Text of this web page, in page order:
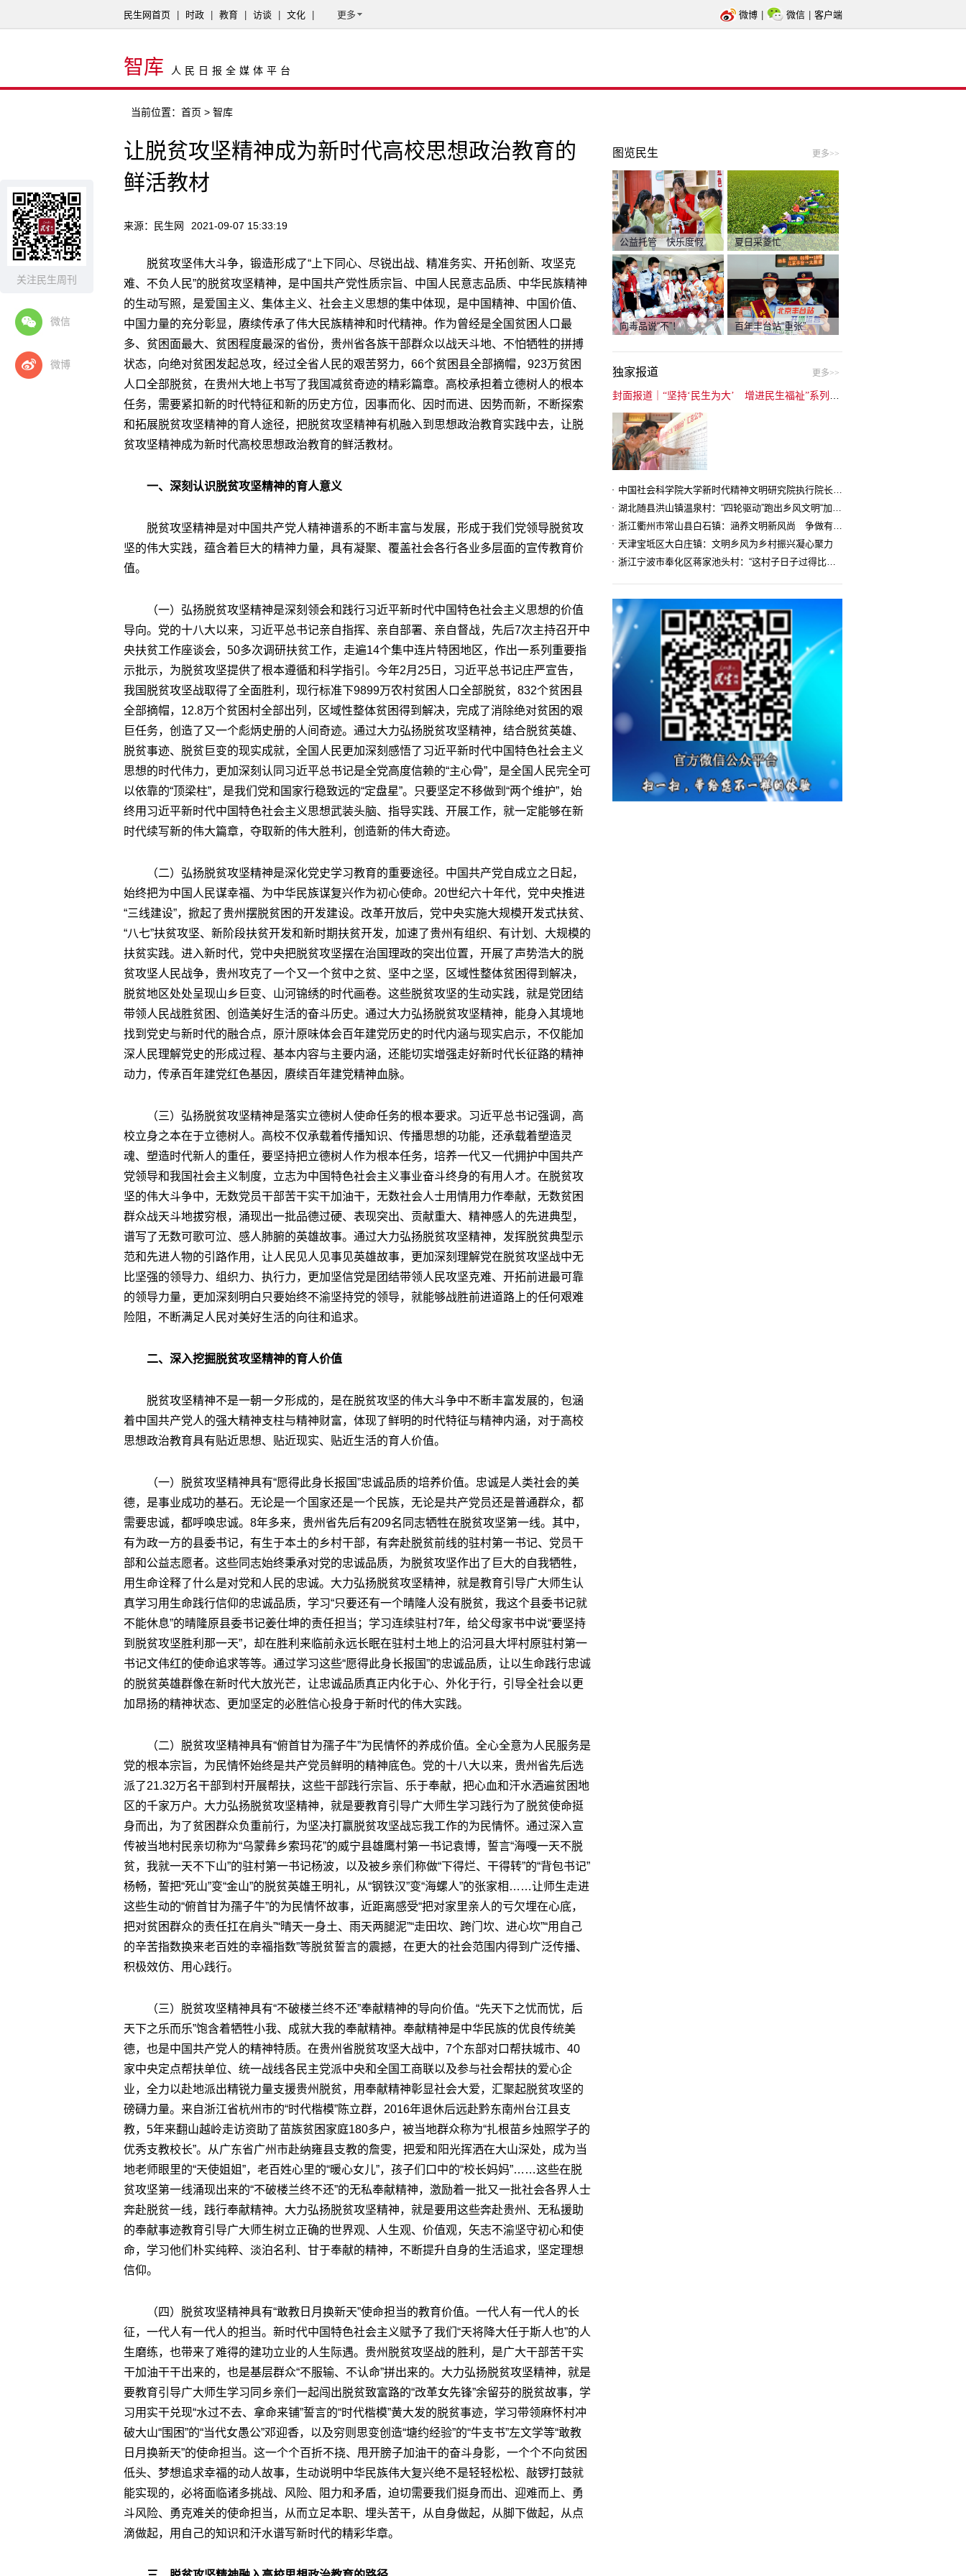
关注民生周刊
微信
微博
民生网首页 时政 教育 访谈 文化 更多 微博 微信 客户端
智库 人民日报全媒体平台
当前位置： 首页 > 智库
让脱贫攻坚精神成为新时代高校思想政治教育的
鲜活教材
来源：民生网 2021-09-07 15:33:19
脱贫攻坚伟大斗争，锻造形成了“上下同心、尽锐出战、精准务实、开拓创新、攻坚克
难、不负人民”的脱贫攻坚精神，是中国共产党性质宗旨、中国人民意志品质、中华民族精神
的生动写照，是爱国主义、集体主义、社会主义思想的集中体现，是中国精神、中国价值、
中国力量的充分彰显，赓续传承了伟大民族精神和时代精神。作为曾经是全国贫困人口最
多、贫困面最大、贫困程度最深的省份，贵州省各族干部群众以战天斗地、不怕牺牲的拼搏
状态，向绝对贫困发起总攻，经过全省人民的艰苦努力，66个贫困县全部摘帽，923万贫困
人口全部脱贫，在贵州大地上书写了我国减贫奇迹的精彩篇章。高校承担着立德树人的根本
任务，需要紧扣新的时代特征和新的历史方位，因事而化、因时而进、因势而新，不断探索
和拓展脱贫攻坚精神的育人途径，把脱贫攻坚精神有机融入到思想政治教育实践中去，让脱
贫攻坚精神成为新时代高校思想政治教育的鲜活教材。
一、深刻认识脱贫攻坚精神的育人意义
脱贫攻坚精神是对中国共产党人精神谱系的不断丰富与发展，形成于我们党领导脱贫攻
坚的伟大实践，蕴含着巨大的精神力量，具有凝聚、覆盖社会各行各业多层面的宣传教育价
值。
（一）弘扬脱贫攻坚精神是深刻领会和践行习近平新时代中国特色社会主义思想的价值
导向。党的十八大以来，习近平总书记亲自指挥、亲自部署、亲自督战，先后7次主持召开中
央扶贫工作座谈会，50多次调研扶贫工作，走遍14个集中连片特困地区，作出一系列重要指
示批示，为脱贫攻坚提供了根本遵循和科学指引。今年2月25日，习近平总书记庄严宣告，
我国脱贫攻坚战取得了全面胜利，现行标准下9899万农村贫困人口全部脱贫，832个贫困县
全部摘帽，12.8万个贫困村全部出列，区域性整体贫困得到解决，完成了消除绝对贫困的艰
巨任务，创造了又一个彪炳史册的人间奇迹。通过大力弘扬脱贫攻坚精神，结合脱贫英雄、
脱贫事迹、脱贫巨变的现实成就，全国人民更加深刻感悟了习近平新时代中国特色社会主义
思想的时代伟力，更加深刻认同习近平总书记是全党高度信赖的“主心骨”，是全国人民完全可
以依靠的“顶梁柱”，是我们党和国家行稳致远的“定盘星”。只要坚定不移做到“两个维护”，始
终用习近平新时代中国特色社会主义思想武装头脑、指导实践、开展工作，就一定能够在新
时代续写新的伟大篇章，夺取新的伟大胜利，创造新的伟大奇迹。
（二）弘扬脱贫攻坚精神是深化党史学习教育的重要途径。中国共产党自成立之日起，
始终把为中国人民谋幸福、为中华民族谋复兴作为初心使命。20世纪六十年代，党中央推进
“三线建设”，掀起了贵州摆脱贫困的开发建设。改革开放后，党中央实施大规模开发式扶贫、
“八七”扶贫攻坚、新阶段扶贫开发和新时期扶贫开发，加速了贵州有组织、有计划、大规模的
扶贫实践。进入新时代，党中央把脱贫攻坚摆在治国理政的突出位置，开展了声势浩大的脱
贫攻坚人民战争，贵州攻克了一个又一个贫中之贫、坚中之坚，区域性整体贫困得到解决，
脱贫地区处处呈现山乡巨变、山河锦绣的时代画卷。这些脱贫攻坚的生动实践，就是党团结
带领人民战胜贫困、创造美好生活的奋斗历史。通过大力弘扬脱贫攻坚精神，能身入其境地
找到党史与新时代的融合点，原汁原味体会百年建党历史的时代内涵与现实启示，不仅能加
深人民理解党史的形成过程、基本内容与主要内涵，还能切实增强走好新时代长征路的精神
动力，传承百年建党红色基因，赓续百年建党精神血脉。
（三）弘扬脱贫攻坚精神是落实立德树人使命任务的根本要求。习近平总书记强调，高
校立身之本在于立德树人。高校不仅承载着传播知识、传播思想的功能，还承载着塑造灵
魂、塑造时代新人的重任，要坚持把立德树人作为根本任务，培养一代又一代拥护中国共产
党领导和我国社会主义制度，立志为中国特色社会主义事业奋斗终身的有用人才。在脱贫攻
坚的伟大斗争中，无数党员干部苦干实干加油干，无数社会人士用情用力作奉献，无数贫困
群众战天斗地拔穷根，涌现出一批品德过硬、表现突出、贡献重大、精神感人的先进典型，
谱写了无数可歌可泣、感人肺腑的英雄故事。通过大力弘扬脱贫攻坚精神，发挥脱贫典型示
范和先进人物的引路作用，让人民见人见事见英雄故事，更加深刻理解党在脱贫攻坚战中无
比坚强的领导力、组织力、执行力，更加坚信党是团结带领人民攻坚克难、开拓前进最可靠
的领导力量，更加深刻明白只要始终不渝坚持党的领导，就能够战胜前进道路上的任何艰难
险阻，不断满足人民对美好生活的向往和追求。
二、深入挖掘脱贫攻坚精神的育人价值
脱贫攻坚精神不是一朝一夕形成的，是在脱贫攻坚的伟大斗争中不断丰富发展的，包涵
着中国共产党人的强大精神支柱与精神财富，体现了鲜明的时代特征与精神内涵，对于高校
思想政治教育具有贴近思想、贴近现实、贴近生活的育人价值。
（一）脱贫攻坚精神具有“愿得此身长报国”忠诚品质的培养价值。忠诚是人类社会的美
德，是事业成功的基石。无论是一个国家还是一个民族，无论是共产党员还是普通群众，都
需要忠诚，都呼唤忠诚。8年多来，贵州省先后有209名同志牺牲在脱贫攻坚第一线。其中，
有为政一方的县委书记，有生于本土的乡村干部，有奔赴脱贫前线的驻村第一书记、党员干
部和公益志愿者。这些同志始终秉承对党的忠诚品质，为脱贫攻坚作出了巨大的自我牺牲，
用生命诠释了什么是对党和人民的忠诚。大力弘扬脱贫攻坚精神，就是教育引导广大师生认
真学习用生命践行信仰的忠诚品质，学习“只要还有一个晴隆人没有脱贫，我这个县委书记就
不能休息”的晴隆原县委书记姜仕坤的责任担当；学习连续驻村7年，给父母家书中说“要坚持
到脱贫攻坚胜利那一天”，却在胜利来临前永远长眠在驻村土地上的沿河县大坪村原驻村第一
书记文伟红的使命追求等等。通过学习这些“愿得此身长报国”的忠诚品质，让以生命践行忠诚
的脱贫英雄群像在新时代大放光芒，让忠诚品质真正内化于心、外化于行，引导全社会以更
加昂扬的精神状态、更加坚定的必胜信心投身于新时代的伟大实践。
（二）脱贫攻坚精神具有“俯首甘为孺子牛”为民情怀的养成价值。全心全意为人民服务是
党的根本宗旨，为民情怀始终是共产党员鲜明的精神底色。党的十八大以来，贵州省先后选
派了21.32万名干部到村开展帮扶，这些干部践行宗旨、乐于奉献，把心血和汗水洒遍贫困地
区的千家万户。大力弘扬脱贫攻坚精神，就是要教育引导广大师生学习践行为了脱贫使命挺
身而出，为了贫困群众负重前行，为坚决打赢脱贫攻坚战忘我工作的为民情怀。通过深入宣
传被当地村民亲切称为“乌蒙彝乡索玛花”的威宁县雄鹰村第一书记袁博，誓言“海嘎一天不脱
贫，我就一天不下山”的驻村第一书记杨波，以及被乡亲们称做“下得烂、干得转”的“背包书记”
杨畅，誓把“死山”变“金山”的脱贫英雄王明礼，从“钢铁汉”变“海螺人”的张家相……让师生走进
这些生动的“俯首甘为孺子牛”的为民情怀故事，近距离感受“把对家里亲人的亏欠埋在心底，
把对贫困群众的责任扛在肩头”“晴天一身土、雨天两腿泥”“走田坎、跨门坎、进心坎”“用自己
的辛苦指数换来老百姓的幸福指数”等脱贫誓言的震撼，在更大的社会范围内得到广泛传播、
积极效仿、用心践行。
（三）脱贫攻坚精神具有“不破楼兰终不还”奉献精神的导向价值。“先天下之忧而忧，后
天下之乐而乐”饱含着牺牲小我、成就大我的奉献精神。奉献精神是中华民族的优良传统美
德，也是中国共产党人的精神特质。在贵州省脱贫攻坚大战中，7个东部对口帮扶城市、40
家中央定点帮扶单位、统一战线各民主党派中央和全国工商联以及参与社会帮扶的爱心企
业，全力以赴地派出精锐力量支援贵州脱贫，用奉献精神彰显社会大爱，汇聚起脱贫攻坚的
磅礴力量。来自浙江省杭州市的“时代楷模”陈立群，2016年退休后远赴黔东南州台江县支
教，5年来翻山越岭走访资助了苗族贫困家庭180多户，被当地群众称为“扎根苗乡烛照学子的
优秀支教校长”。从广东省广州市赴纳雍县支教的詹雯，把爱和阳光挥洒在大山深处，成为当
地老师眼里的“天使姐姐”，老百姓心里的“暖心女儿”，孩子们口中的“校长妈妈”……这些在脱
贫攻坚第一线涌现出来的“不破楼兰终不还”的无私奉献精神，激励着一批又一批社会各界人士
奔赴脱贫一线，践行奉献精神。大力弘扬脱贫攻坚精神，就是要用这些奔赴贵州、无私援助
的奉献事迹教育引导广大师生树立正确的世界观、人生观、价值观，矢志不渝坚守初心和使
命，学习他们朴实纯粹、淡泊名利、甘于奉献的精神，不断提升自身的生活追求，坚定理想
信仰。
（四）脱贫攻坚精神具有“敢教日月换新天”使命担当的教育价值。一代人有一代人的长
征，一代人有一代人的担当。新时代中国特色社会主义赋予了我们“天将降大任于斯人也”的人
生磨练，也带来了难得的建功立业的人生际遇。贵州脱贫攻坚战的胜利，是广大干部苦干实
干加油干干出来的，也是基层群众“不服输、不认命”拼出来的。大力弘扬脱贫攻坚精神，就是
要教育引导广大师生学习同乡亲们一起闯出脱贫致富路的“改革女先锋”余留芬的脱贫故事，学
习用实干兑现“水过不去、拿命来铺”誓言的“时代楷模”黄大发的脱贫事迹，学习带领麻怀村冲
破大山“围困”的“当代女愚公”邓迎香，以及穷则思变创造“塘约经验”的“牛支书”左文学等“敢教
日月换新天”的使命担当。这一个个百折不挠、甩开膀子加油干的奋斗身影，一个个不向贫困
低头、梦想追求幸福的动人故事，生动说明中华民族伟大复兴绝不是轻轻松松、敲锣打鼓就
能实现的，必将面临诸多挑战、风险、阻力和矛盾，迫切需要我们挺身而出、迎难而上、勇
斗风险、勇克难关的使命担当，从而立足本职、埋头苦干，从自身做起，从脚下做起，从点
滴做起，用自己的知识和汗水谱写新时代的精彩华章。
图览民生 更多>>
公益托管 快乐度假 夏日采菱忙
向毒品说“不”！ 百年丰台站“重张”
独家报道 更多>>
中国社会科学院大学新时代精神文明研究院执行院长王维国：文明村镇创建为乡村注入持久发展动力
湖北随县洪山镇温泉村：“四轮驱动”跑出乡风文明“加速度”
浙江衢州市常山县白石镇：涵养文明新风尚 争做有礼白石人
天津宝坻区大白庄镇：文明乡风为乡村振兴凝心聚力
浙江宁波市奉化区蒋家池头村：“这村子日子过得比城里还舒心”